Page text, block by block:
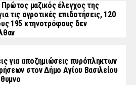
Πρώτος μαζικός έλεγχος της
τις αγροτικές επιδοτήσεις, 120
195 κτηνοτρόφους δεν
για αποζημιώσεις πυρόπληκτων
στον Δήμο Αγίου Βασιλείου